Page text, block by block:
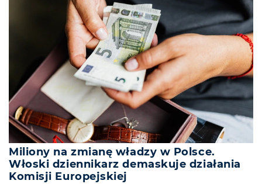
Miliony na zmianę władzy w Polsce.
Włoski dziennikarz demaskuje działania
Komisji Europejskiej